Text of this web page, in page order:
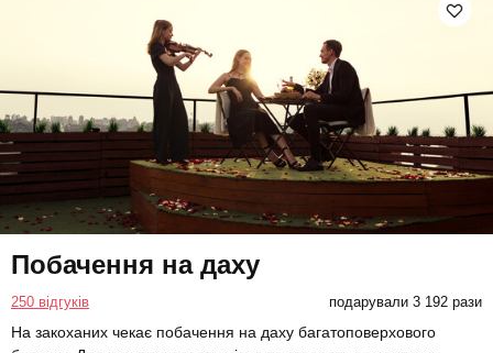
Побачення на даху
250 відгуків подарували 3 192 рази
На закоханих чекає побачення на даху багатоповерхового